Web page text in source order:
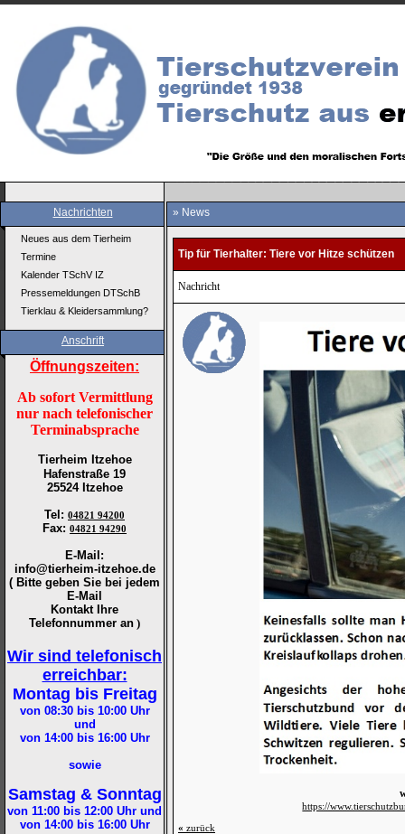
Nachrichten
Neues aus dem Tierheim
Termine
Kalender TSchV IZ
Pressemeldungen DTSchB
Tierklau & Kleidersammlung?
Anschrift
Öffnungszeiten:
Ab sofort Vermittlung
nur nach telefonischer
Terminabsprache
Tierheim Itzehoe
Hafenstraße 19
25524 Itzehoe
Tel : 04821 94200
Fax: 04821 94290
E-Mail:
info@tierheim-itzehoe.de
( Bitte geben Sie bei jedem
E-Mail
Kontakt Ihre
Telefonnummer an )
Wir sind telefonisch
erreichbar:
Montag bis Freitag
von 08:30 bis 10:00Uhr
und
von 14:00 bis 16:00Uhr
sowie
Samstag & Sonntag
von 11:00 bis 12:00 Uhr und
von 14:00 bis 16:00Uhr
» News
Tip für Tierhalter: Tiere vor Hitze schützen
Nachricht
https://
« zurück